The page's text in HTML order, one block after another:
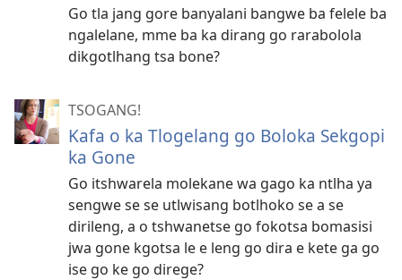
Go tla jang gore banyalani bangwe ba felele ba
ngalelane, mme ba ka dirang go rarabolola
dikgotlhang tsa bone?
TSOGANG!
Kafa o ka Tlogelang go Boloka Sekgopi
ka Gone
Go itshwarela molekane wa gago ka ntlha ya
sengwe se se utlwisang botlhoko se a se
dirileng, a o tshwanetse go fokotsa bomasisi
jwa gone kgotsa le e leng go dira e kete ga go
ise go ke go direge?